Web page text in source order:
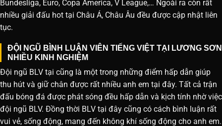
Bundesliga, Euro, Copa America, V League,… Ngoài ra còn rất
nhiều giải đấu hot tại Châu Á, Châu Âu đều được cập nhật liên
tục.
ĐỘI NGŨ BÌNH LUẬN VIÊN TIẾNG VIỆT TẠI LƯƠNG SƠN
NHIỀU KINH NGHIỆM
Đội ngũ BLV tại cũng là một trong những điểm hấp dẫn giúp
thu hút và giữ chân được rất nhiều anh em tại đây. Tất cả trận
đấu bóng đá được phát sóng đều hấp dẫn và kịch tính nhờ việc
đội ngũ BLV. Đồng thời BLV tại đây cũng có cách bình luận rất
vui vẻ, sống động, mang đến không khí sống động cho anh em.